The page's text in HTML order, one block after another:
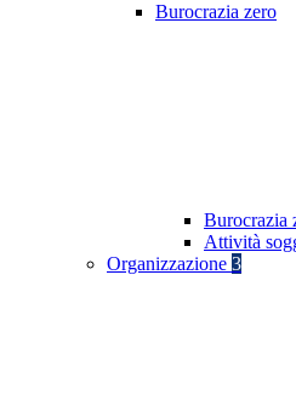
Burocrazia zero
Burocrazia
Attività
Organizzazione 3